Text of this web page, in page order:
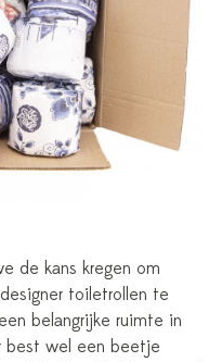
de kans kregen om
toiletrollen te
belangrijke ruimte in
best wel een beetje